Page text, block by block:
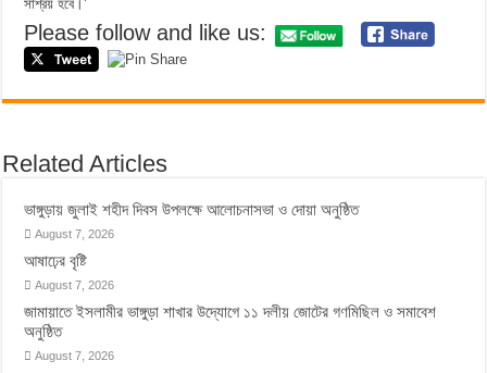
সাশ্রয় হবে।’
Please follow and like us:
Related Articles
ভাঙ্গুড়ায় জুলাই শহীদ দিবস উপলক্ষে আলোচনাসভা ও দোয়া অনুষ্ঠিত
August 7, 2026
আষাঢ়ের বৃষ্টি
August 7, 2026
জামায়াতে ইসলামীর ভাঙ্গুড়া শাখার উদ্যোগে ১১ দলীয় জোটের গণমিছিল ও সমাবেশ
অনুষ্ঠিত
August 7, 2026